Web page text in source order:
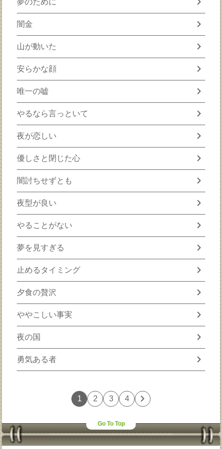
闇金 chevron_right
山が動いた chevron_right
安らかな顔 chevron_right
唯一の嘘 chevron_right
やるなら言っといて chevron_right
夜が恋しい chevron_right
優しさと閉じた心 chevron_right
闇討ちせずとも chevron_right
夜型が良い chevron_right
やることがない chevron_right
夢を見すぎる chevron_right
止めるタイミング chevron_right
夕食の贅沢 chevron_right
ややこしい事実 chevron_right
夜の国 chevron_right
勇気ある者 chevron_right
1 2 3 4 chevron_right
Go To Top